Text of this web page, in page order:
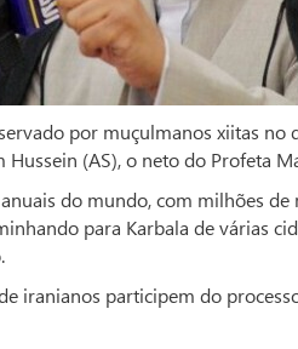
por muçulmanos xiitas no
(AS), o neto do Profeta
do mundo, com milhões
para Karbala de várias
iranianos participem do